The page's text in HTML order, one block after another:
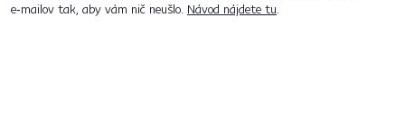
e‑mailov tak, aby vám nič neušlo. Návod nájdete tu.